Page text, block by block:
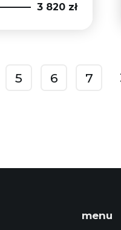
3 820 zł
5 6 7
menu